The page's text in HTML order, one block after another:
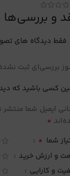
و بررسی‌ها
فقط دیدگاه های
بررسی‌ای ثبت
کسی باشید که
ایمیل شما
*
شما *
و ارزش خرید
و کارایی